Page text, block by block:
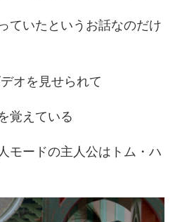
ていたというお話なのだけ
オを見せられて
覚えている
モードの主人公はトム・ハ